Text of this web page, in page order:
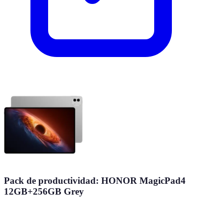
Pack de productividad: HONOR MagicPad4
12GB+256GB Grey